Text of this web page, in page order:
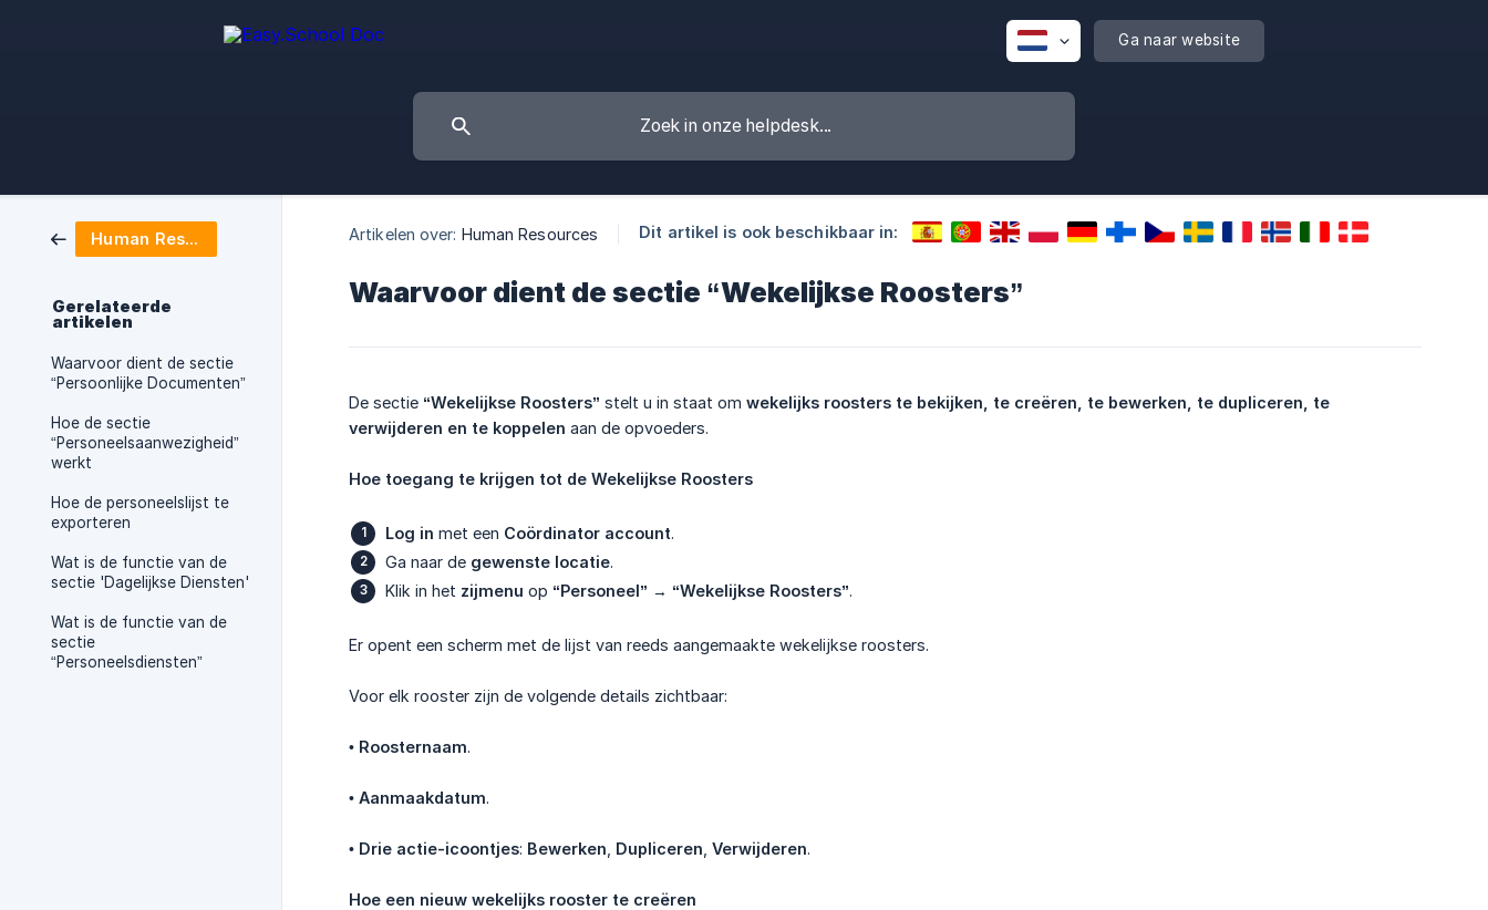
Ga naar website
Human Resources
Gerelateerde
artikelen
Waarvoor dient de sectie
“Persoonlijke Documenten”
Hoe de sectie
“Personeelsaanwezigheid”
werkt
Hoe de personeelslijst te
exporteren
Wat is de functie van de
sectie 'Dagelijkse Diensten'
Wat is de functie van de
sectie
“Personeelsdiensten”
Artikelen over: Human Resources Dit artikel is ook beschikbaar in:
Waarvoor dient de sectie “Wekelijkse Roosters”
De sectie “Wekelijkse Roosters” stelt u in staat om wekelijks roosters te bekijken, te creëren, te bewerken, te dupliceren, te
verwijderen en te koppelen aan de opvoeders.
Hoe toegang te krijgen tot de Wekelijkse Roosters
Log in met een Coördinator account.
Ga naar de gewenste locatie.
Klik in het zijmenu op “Personeel” → “Wekelijkse Roosters”.
Er opent een scherm met de lijst van reeds aangemaakte wekelijkse roosters.
Voor elk rooster zijn de volgende details zichtbaar:
• Roosternaam.
• Aanmaakdatum.
• Drie actie-icoontjes: Bewerken Dupliceren Verwijderen.
Hoe een nieuw wekelijks rooster te creëren